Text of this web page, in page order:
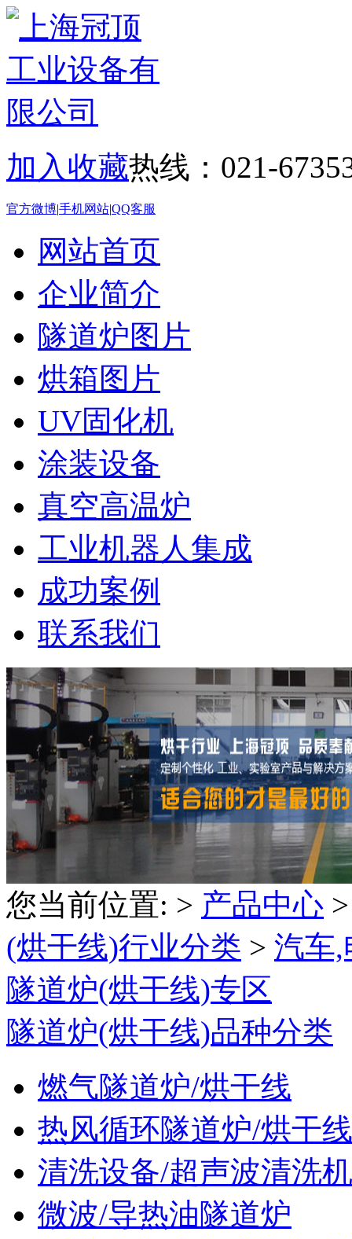
加入收藏热线：021-
官方微博|手机网站|QQ客服
网站首页
企业简介
隧道炉图片
烘箱图片
UV固化机
涂装设备
真空高温炉
工业机器人集成
成功案例
联系我们
您当前位置: > 产品中心
(烘干线)行业分类 > 汽车,
隧道炉(烘干线)专区
隧道炉(烘干线)品种分类
燃气隧道炉/烘干线
热风循环隧道炉/烘干线
清洗设备/超声波清洗机
微波/导热油隧道炉